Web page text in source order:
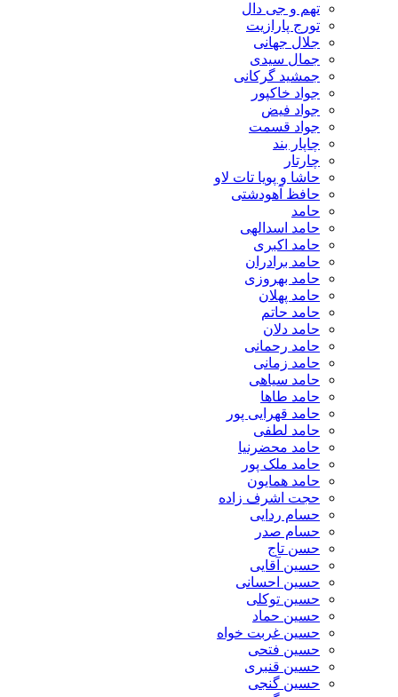
تهم و جی دال
تورج پارازیت
جلال جهانی
جمال سیدی
جمشید گرکانی
جواد خاکپور
جواد فیض
جواد قسمت
چاپار بند
حاشا و پویا تات لاو
حافظ آهودشتی
حامد اسدالهی
حامد اکبری
حامد برادران
حامد بهروزی
حامد پهلان
حامد حاتم
حامد دلان
حامد رحمانی
حامد زمانی
حامد سیاهی
حامد طاها
حامد قهرایی پور
حامد لطفی
حامد محضرنیا
حامد ملک پور
حامد همایون
حجت اشرف زاده
حسام ردایی
حسام صدر
حسن تاج
حسین آقایی
حسین احسانی
حسین توکلی
حسین حماد
حسین غربت خواه
حسین فتحی
حسین قنبری
حسین گنجی